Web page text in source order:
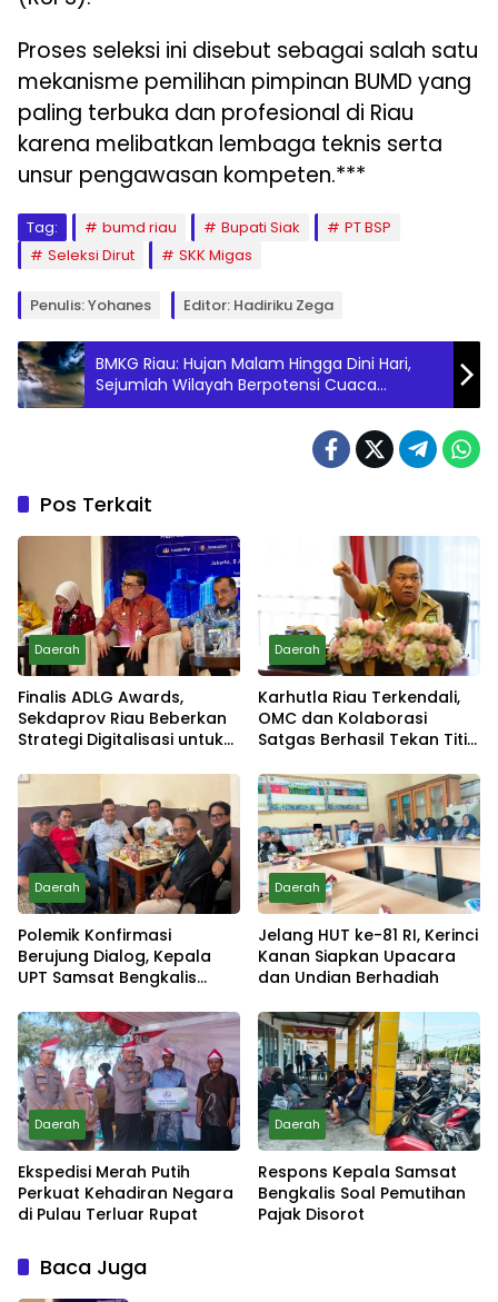
Proses seleksi ini disebut sebagai salah satu
mekanisme pemilihan pimpinan BUMD yang
paling terbuka dan profesional di Riau
karena melibatkan lembaga teknis serta
unsur pengawasan kompeten.***
Tag: bumd riau Bupati Siak
PT BSP
Seleksi Dirut
SKK Migas
Penulis: Yohanes Editor: Hadiriku Zega
BMKG Riau: Hujan Malam Hingga Dini Hari,
Sejumlah Wilayah Berpotensi Cuaca
Ekstrem
Pos Terkait
Daerah
Finalis ADLG Awards,
Sekdaprov Riau Beberkan
Strategi Digitalisasi untuk
Daerah
Karhutla Riau Terkendali,
OMC dan Kolaborasi
Satgas Berhasil Tekan Titik
Daerah
Polemik Konfirmasi
Berujung Dialog, Kepala
UPT Samsat Bengkalis
Daerah
Jelang HUT ke-81 RI, Kerinci
Kanan Siapkan Upacara
dan Undian Berhadiah
Daerah
Ekspedisi Merah Putih
Perkuat Kehadiran Negara
di Pulau Terluar Rupat
Daerah
Respons Kepala Samsat
Bengkalis Soal Pemutihan
Pajak Disorot
Baca Juga